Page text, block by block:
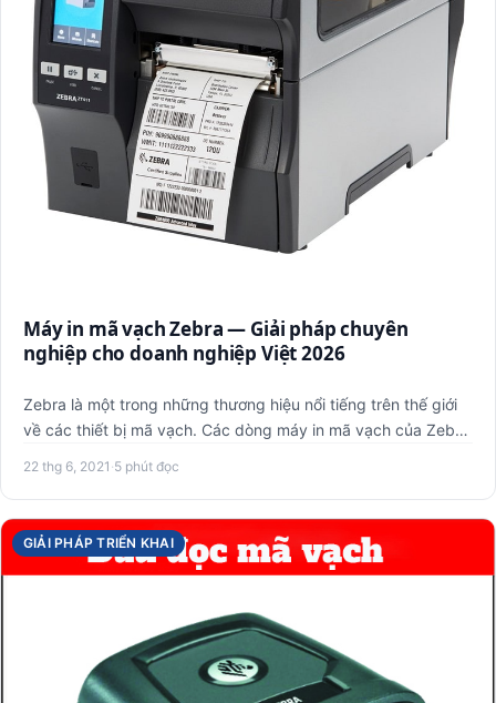
Máy in mã vạch Zebra — Giải pháp chuyên
nghiệp cho doanh nghiệp Việt 2026
Zebra là một trong những thương hiệu nổi tiếng trên thế giới
về các thiết bị mã vạch. Các dòng máy in mã vạch của Zebra
22 thg 6, 2021 ·5 phút đọc
GIẢI PHÁP TRIỂN KHAI